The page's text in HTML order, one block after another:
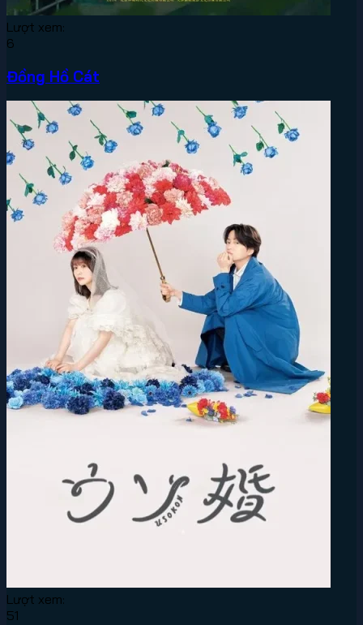
Lượt xem:
6
Đồng Hồ Cát
Lượt xem:
51